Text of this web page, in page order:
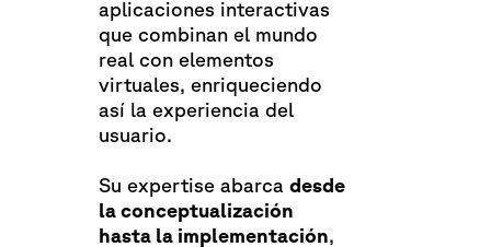
aplicaciones interactivas
que combinan el mundo
real con elementos
virtuales, enriqueciendo
así la experiencia del
usuario.
Su expertise abarca desde
la conceptualización
hasta la implementación,